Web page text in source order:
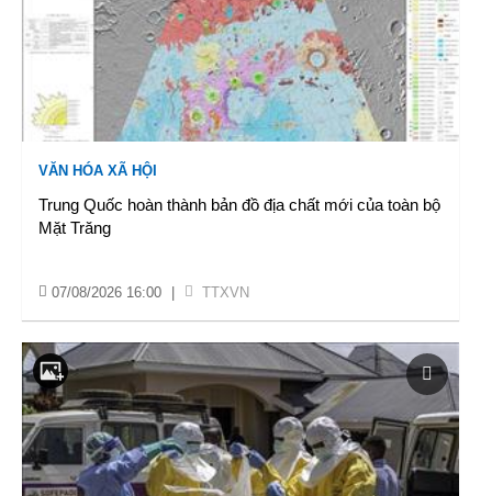
VĂN HÓA XÃ HỘI
Trung Quốc hoàn thành bản đồ địa chất mới của toàn bộ
Mặt Trăng
07/08/2026 16:00 TTXVN